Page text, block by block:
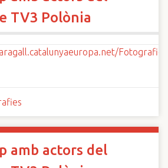
TV3 Polònia
amb actors del